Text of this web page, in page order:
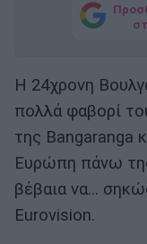
Η 24χρονη
πολλά φαβορί
της Bangaranga
Ευρώπη πάνω
βέβαια να...
Eurovision.